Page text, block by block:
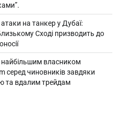
на танкер у Дубаї:
Сході призводить до
найбільшим власником
серед чиновників завдяки
та вдалим трейдам